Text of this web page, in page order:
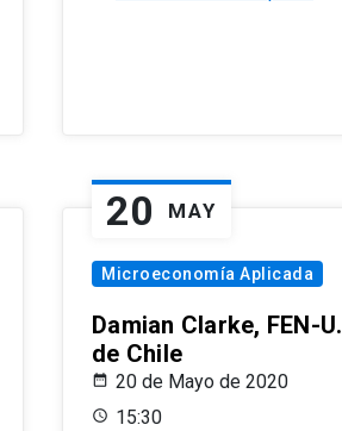
20 MAY
Microeconomía Aplicada
Damian Clarke, FEN-U.
de Chile
20 de Mayo de 2020
15:30